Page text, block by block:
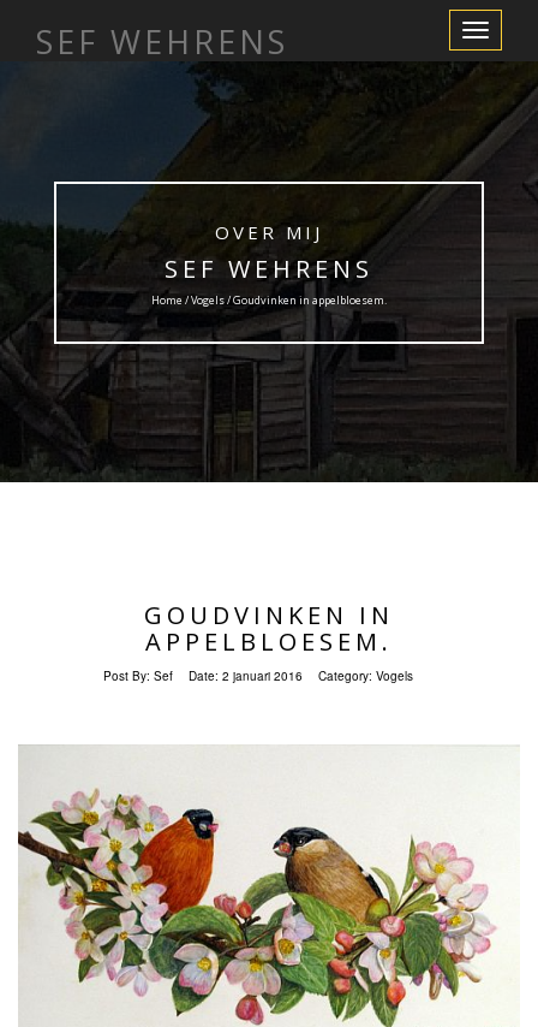
Toggle
Navigation
SEF WEHRENS
OVER MIJ
SEF WEHRENS
Home /Vogels/ Goudvinken in appelbloesem.
GOUDVINKEN IN
APPELBLOESEM.
Post By: Sef Date: 2 januari 2016 Category: Vogels